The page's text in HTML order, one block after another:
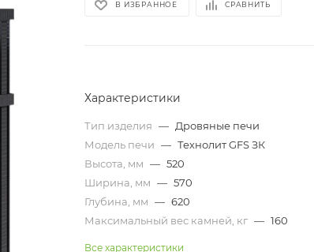
В ИЗБРАННОЕ СРАВНИТЬ
Характеристики
Тип изделия — Дровяные печи
Модель печи — Технолит GFS ЗК
Высота, мм — 520
Ширина, мм — 570
Глубина, мм — 620
Максимальный вес камней, кг — 160
Все характеристики